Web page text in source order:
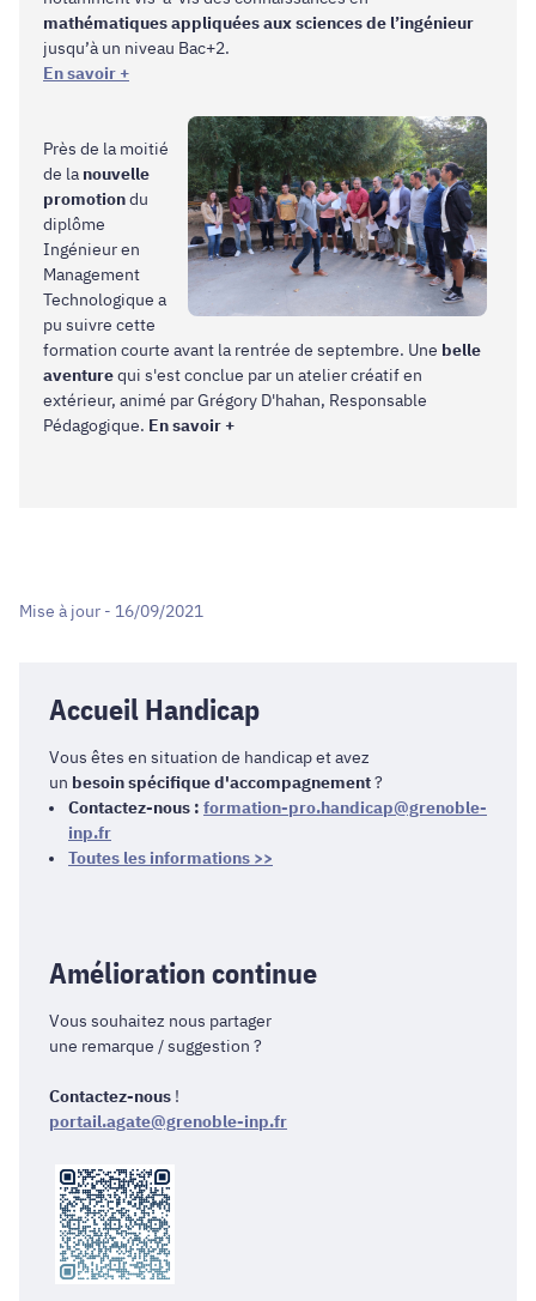
mathématiques appliquées aux sciences de l’ingénieur
jusqu’à un niveau Bac+2.
En savoir +
Près de la moitié
de la nouvelle
promotiondu
diplôme
Ingénieur en
Management
Technologique a
pu suivre cette
formation courte avant la rentrée de septembre. Une belle
aventurequi s'est conclue par un atelier créatif en
extérieur, animé par Grégory D'hahan, Responsable
Pédagogique. En savoir +
Mise à jour - 16/09/2021
Accueil Handicap
Vous êtes en situation de handicap et avez
un besoin spécifique d'accompagnement?
Contactez-nous : formation-pro.handicap@grenoble-
inp.fr
Toutes les informations >>
Amélioration continue
Vous souhaitez nous partager
une remarque / suggestion ?
Contactez-nous !
portail.agate@grenoble-inp.fr